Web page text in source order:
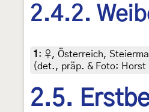
2.4.2.
1 : ♀, Österreich,
(det., präp. & Foto: Horst
2.5.